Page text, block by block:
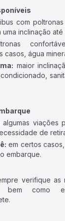
com
inclinação
casos, água
maior
algumas viações
de
em certos
embarque.
verifique as
bem como